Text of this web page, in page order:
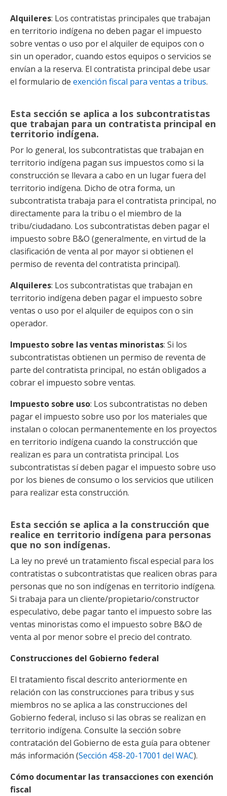
Alquileres: Los contratistas principales que trabajan
en territorio indígena no deben pagar el impuesto
sobre ventas o uso por el alquiler de equipos con o
sin un operador, cuando estos equipos o servicios se
envían a la reserva. El contratista principal debe usar
el formulario de exención fiscal para ventas a tribus.
Esta sección se aplica a los subcontratistas
que trabajan para un contratista principal en
territorio indígena.
Por lo general, los subcontratistas que trabajan en
territorio indígena pagan sus impuestos como si la
construcción se llevara a cabo en un lugar fuera del
territorio indígena. Dicho de otra forma, un
subcontratista trabaja para el contratista principal, no
directamente para la tribu o el miembro de la
tribu/ciudadano. Los subcontratistas deben pagar el
impuesto sobre B&O (generalmente, en virtud de la
clasificación de venta al por mayor si obtienen el
permiso de reventa del contratista principal).
Alquileres: Los subcontratistas que trabajan en
territorio indígena deben pagar el impuesto sobre
ventas o uso por el alquiler de equipos con o sin
operador.
Impuesto sobre las ventas minoristas: Si los
subcontratistas obtienen un permiso de reventa de
parte del contratista principal, no están obligados a
cobrar el impuesto sobre ventas.
Impuesto sobre uso: Los subcontratistas no deben
pagar el impuesto sobre uso por los materiales que
instalan o colocan permanentemente en los proyectos
en territorio indígena cuando la construcción que
realizan es para un contratista principal. Los
subcontratistas sí deben pagar el impuesto sobre uso
por los bienes de consumo o los servicios que utilicen
para realizar esta construcción.
Esta sección se aplica a la construcción que
realice en territorio indígena para personas
que no son indígenas.
La ley no prevé un tratamiento fiscal especial para los
contratistas o subcontratistas que realicen obras para
personas que no son indígenas en territorio indígena.
Si trabaja para un cliente/propietario/constructor
especulativo, debe pagar tanto el impuesto sobre las
ventas minoristas como el impuesto sobre B&O de
venta al por menor sobre el precio del contrato.
Construcciones del Gobierno federal
El tratamiento fiscal descrito anteriormente en
relación con las construcciones para tribus y sus
miembros no se aplica a las construcciones del
Gobierno federal, incluso si las obras se realizan en
territorio indígena. Consulte la sección sobre
contratación del Gobierno de esta guía para obtener
más información (Sección 458-20-17001 del WAC).
Cómo documentar las transacciones con exención
fiscal